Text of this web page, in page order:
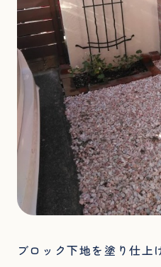
ブロック下地を塗り仕上